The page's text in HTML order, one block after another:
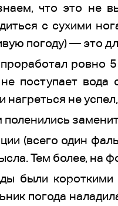
что это не
с сухими
погоду) — это
ровно
поступает вода
не
(всего один
Тем более, на
были
погода